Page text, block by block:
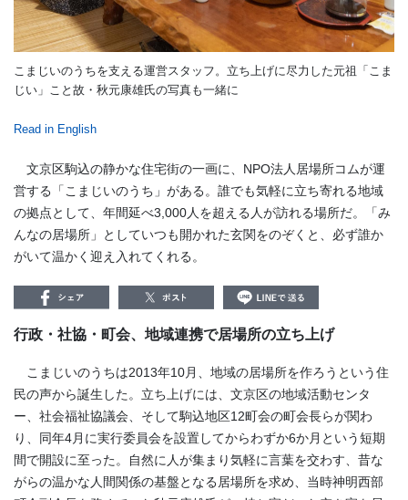
こまじいのうちを支える運営スタッフ。立ち上げに尽力した元祖「こま
じい」こと故・秋元康雄氏の写真も一緒に
Read in English
文京区駒込の静かな住宅街の一画に、NPO法人居場所コムが運
営する「こまじいのうち」がある。誰でも気軽に立ち寄れる地域
の拠点として、年間延べ3,000人を超える人が訪れる場所だ。「み
んなの居場所」としていつも開かれた玄関をのぞくと、必ず誰か
がいて温かく迎え入れてくれる。
行政・社協・町会、地域連携で居場所の立ち上げ
こまじいのうちは2013年10月、地域の居場所を作ろうという住
民の声から誕生した。立ち上げには、文京区の地域活動センタ
ー、社会福祉協議会、そして駒込地区12町会の町会長らが関わ
り、同年4月に実行委員会を設置してからわずか6か月という短期
間で開設に至った。自然に人が集まり気軽に言葉を交わす、昔な
がらの温かな人間関係の基盤となる居場所を求め、当時神明西部